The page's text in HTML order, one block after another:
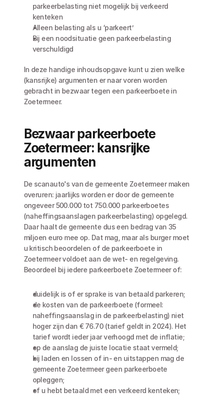
parkeerbelasting niet mogelijk bij verkeerd
kenteken
Alleen belasting als u ‘parkeert’
Bij een noodsituatie geen parkeerbelasting
verschuldigd
In deze handige inhoudsopgave kunt u zien welke
(kansrijke) argumenten er naar voren worden
gebracht in bezwaar tegen een parkeerboete in
Zoetermeer.
Bezwaar parkeerboete
Zoetermeer: kansrijke
argumenten
De scanauto's van de gemeente Zoetermeer maken
overuren: jaarlijks worden er door de gemeente
ongeveer 500.000 tot 750.000 parkeerboetes
(naheffingsaanslagen parkeerbelasting) opgelegd.
Daar haalt de gemeente dus een bedrag van 35
miljoen euro mee op. Dat mag, maar als burger moet
u kritisch beoordelen of de parkeerboete in
Zoetermeer voldoet aan de wet- en regelgeving.
Beoordeel bij iedere parkeerboete Zoetermeer of:
duidelijk is of er sprake is van betaald parkeren;
de kosten van de parkeerboete (formeel:
naheffingsaanslag in de parkeerbelasting) niet
hoger zijn dan € 76.70 (tarief geldt in 2024). Het
tarief wordt ieder jaar verhoogd met de inflatie;
op de aanslag de juiste locatie staat vermeld;
bij laden en lossen of in- en uitstappen mag de
gemeente Zoetermeer geen parkeerboete
opleggen;
of u hebt betaald met een verkeerd kenteken;